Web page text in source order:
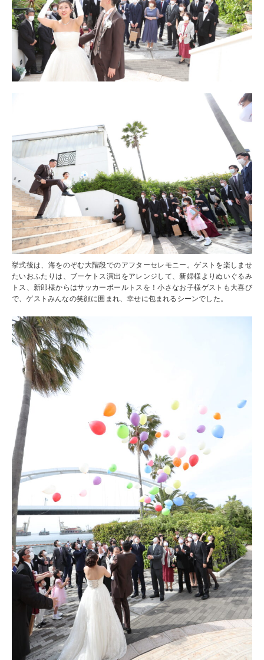
挙式後は、海をのぞむ大階段でのアフターセレモニー。ゲストを楽しませ
たいおふたりは、ブーケトス演出をアレンジして、新婦様よりぬいぐるみ
トス、新郎様からはサッカーボールトスを！小さなお子様ゲストも大喜び
で、ゲストみんなの笑顔に囲まれ、幸せに包まれるシーンでした。